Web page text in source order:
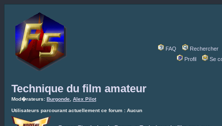
FAQ
Rechercher
Profil
Se
Technique du film amateur
Mod�rateurs: Burgonde Alex Pilot
Utilisateurs parcourant actuellement ce forum : Aucun